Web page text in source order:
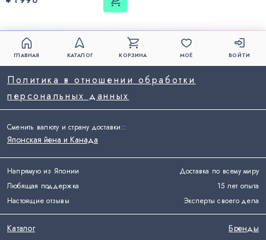
ГЛАВНАЯ КАТАЛОГ КОРЗИНА МОЁ ВОЙТИ
Напрямую из Японии
Доставка по всему миру
Любящая поддержка
15 лет опыта
Настоящие отзывы
Эксперты своего дела
Политика в отношении обработки
персональных данных
Каталог
Бренды
Сменить валюту и страну доставки::
Японская йена и Канада